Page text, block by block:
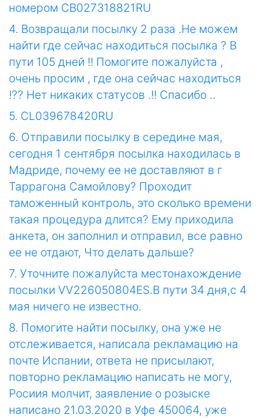
номером CB027318821RU
4. Возвращали посылку 2 раза .Не можем
найти где сейчас находиться посылка ? В
пути 105 дней !! Помогите пожалуйста ,
очень просим , где она сейчас находиться
!?? Нет никаких статусов .!! Спасибо ..
5. CL039678420RU
6. Отправили посылку в середине мая,
сегодня 1 сентября посылка находилась в
Мадриде, почему ее не доставляют в г
Таррагона Самойлову? Проходит
таможенный контроль, это сколько времени
такая процедура длится? Ему приходила
анкета, он заполнил и отправил, все равно
ее не отдают, Что делать дальше?
7. Уточните пожалуйста местонахождение
посылки VV226050804ES.В пути 34 дня,с 4
мая ничего не известно.
8. Помогите найти посылку, она уже не
отслеживается, написала рекламацию на
почте Испании, ответа не присылают,
повторно рекламацию написать не могу,
Росиия молчит, заявление о розыске
написано 21.03.2020 в Уфе 450064, уже